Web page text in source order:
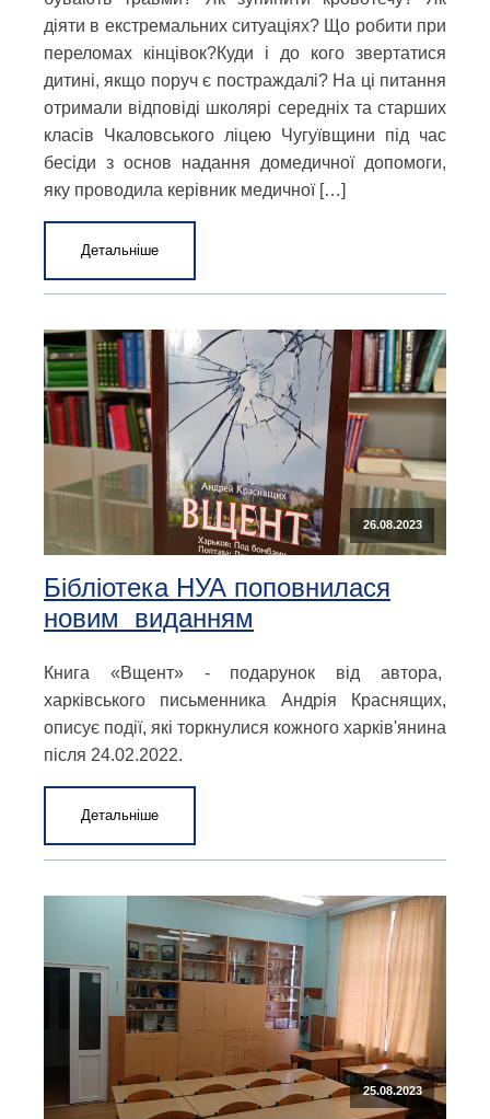
діяти в екстремальних ситуаціях? Що робити при
переломах кінцівок?Куди і до кого звертатися
дитині, якщо поруч є постраждалі? На ці питання
отримали відповіді школярі середніх та старших
класів Чкаловського ліцею Чугуївщини під час
бесіди з основ надання домедичної допомоги,
яку проводила керівник медичної […]
Детальніше
26.08.2023
Бібліотека НУА поповнилася
новим виданням
Книга «Вщент» - подарунок від автора,
харківського письменника Андрія Краснящих,
описує події, які торкнулися кожного харків'янина
після 24.02.2022.
Детальніше
25.08.2023